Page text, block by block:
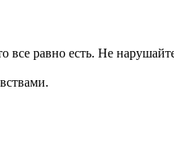
все равно есть. Не